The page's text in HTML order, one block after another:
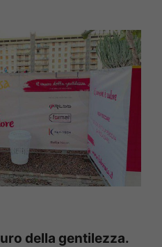
della gentilezza.